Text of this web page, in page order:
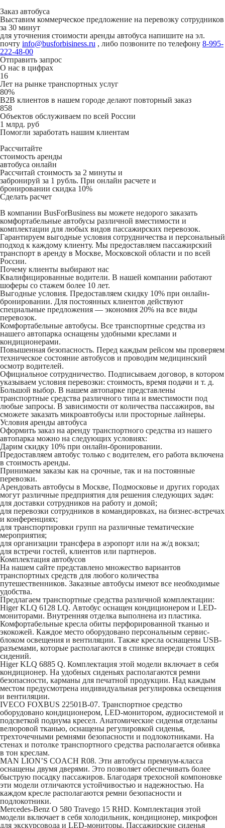
Заказ автобуса
Выставим коммерческое предложение на перевозку сотрудников
за 30 минут
для уточнения стоимости аренды автобуса напишите на эл.
почту info@busforbisiness.ru , либо позвоните по телефону 8-995-
222-48-00
Отправить запрос
О нас в цифрах
16
Лет на рынке транспортных услуг
80%
B2B клиентов в нашем городе делают повторный заказ
858
Объектов обслуживаем по всей России
1 млрд. руб
Помогли заработать нашим клиентам
Рассчитайте
стоимость аренды
автобуса онлайн
Рассчитай стоимость за 2 минуты и
забронируй за 1 рубль. При онлайн расчете и
бронировании скидка 10%
Сделать расчет
В компании BusForBusiness вы можете недорого заказать
комфортабельные автобусы различной вместимости и
комплектации для любых видов пассажирских перевозок.
Гарантируем выгодные условия сотрудничества и персональный
подход к каждому клиенту. Мы предоставляем пассажирский
транспорт в аренду в Москве, Московской области и по всей
России.
Почему клиенты выбирают нас
Квалифицированные водители. В нашей компании работают
шоферы со стажем более 10 лет.
Выгодные условия. Предоставляем скидку 10% при онлайн-
бронировании. Для постоянных клиентов действуют
специальные предложения — экономия 20% на все виды
перевозок.
Комфортабельные автобусы. Все транспортные средства из
нашего автопарка оснащены удобными креслами и
кондиционерами.
Повышенная безопасность. Перед каждым рейсом мы проверяем
техническое состояние автобусов и проводим медицинский
осмотр водителей.
Официальное сотрудничество. Подписываем договор, в котором
указываем условия перевозки: стоимость, время подачи и т. д.
Большой выбор. В нашем автопарке представлены
транспортные средства различного типа и вместимости под
любые запросы. В зависимости от количества пассажиров, вы
сможете заказать микроавтобусы или просторные лайнеры.
Условия аренды автобуса
Оформить заказ на аренду транспортного средства из нашего
автопарка можно на следующих условиях:
Дарим скидку 10% при онлайн-бронировании.
Предоставляем автобус только с водителем, его работа включена
в стоимость аренды.
Принимаем заказы как на срочные, так и на постоянные
перевозки.
Арендовать автобусы в Москве, Подмосковье и других городах
могут различные предприятия для решения следующих задач:
для доставки сотрудников на работу и домой;
для перевозки сотрудников в командировках, на бизнес-встречах
и конференциях;
для транспортировки групп на различные тематические
мероприятия;
для организации трансфера в аэропорт или на ж/д вокзал;
для встречи гостей, клиентов или партнеров.
Комплектация автобусов
На нашем сайте представлено множество вариантов
транспортных средств для любого количества
путешественников. Заказные автобусы имеют все необходимые
удобства.
Предлагаем транспортные средства различной комплектации:
Higer KLQ 6128 LQ. Автобус оснащен кондиционером и LED-
мониторами. Внутренняя отделка выполнена из пластика.
Комфортабельные кресла обиты перфорированной тканью и
экокожей. Каждое место оборудовано персональным сервис-
блоком освещения и вентиляции. Также кресла оснащены USB-
разъемами, которые располагаются в спинке впереди стоящих
сидений.
Higer KLQ 6885 Q. Комплектация этой модели включает в себя
кондиционер. На удобных сиденьях располагаются ремни
безопасности, карманы для печатной продукции. Над каждым
местом предусмотрена индивидуальная регулировка освещения
и вентиляции.
IVECO FOXBUS 22501В-07. Транспортное средство
оборудовано кондиционером, LED-монитором, аудиосистемой и
подсветкой подиума кресел. Анатомические сиденья отделаны
велюровой тканью, оснащены регулировкой сиденья,
трехточечными ремнями безопасности и подлокотниками. На
стенах и потолке транспортного средства располагается обивка
в тон креслам.
MAN LION’S COACH R08. Эти автобусы премиум-класса
оснащены двумя дверями. Это позволяет обеспечивать более
быструю посадку пассажиров. Благодаря трехосной компоновке
эти модели отличаются устойчивостью и надежностью. На
каждом кресле располагаются ремни безопасности и
подлокотники.
Mercedes-Benz O 580 Travego 15 RHD. Комплектация этой
модели включает в себя холодильник, кондиционер, микрофон
для экскурсовода и LED-мониторы. Пассажирские сиденья